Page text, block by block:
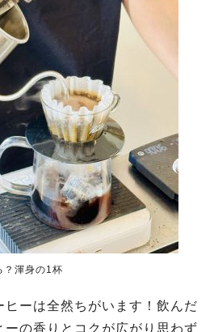
？渾身の1杯
ヒーは全然ちがいます！飲んだ
の香りとコクが広がり思わず